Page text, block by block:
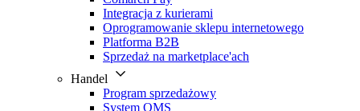
Integracja z kurierami
Oprogramowanie sklepu internetowego
Platforma B2B
Sprzedaż na marketplace'ach
Handel
Program sprzedażowy
System OMS